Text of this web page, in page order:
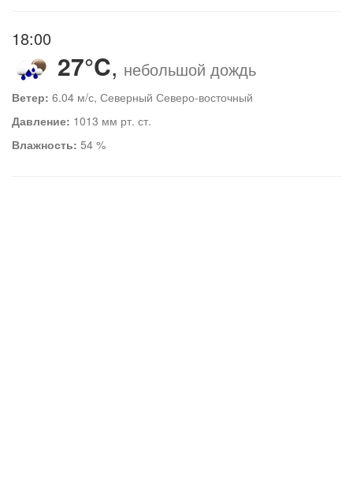
18:00
27°C, небольшой дождь
Ветер: 6.04 м/с, Северный Северо-восточный
Давление: 1013 мм рт. ст.
Влажность: 54 %